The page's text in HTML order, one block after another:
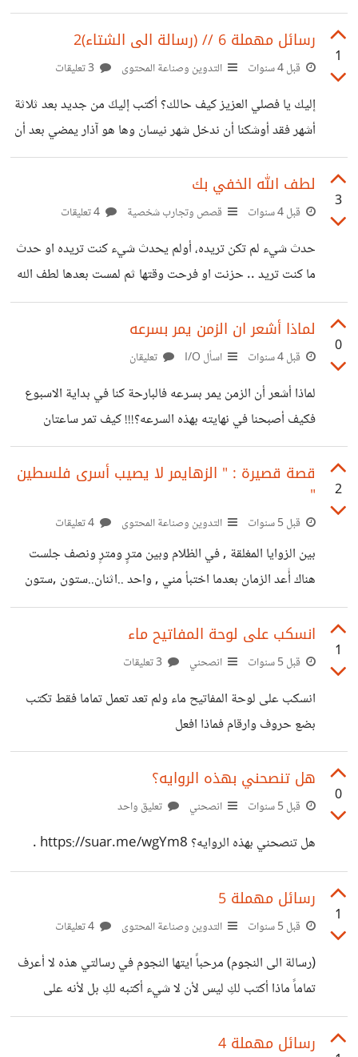
أحب أن أشارككم ما كتبت أصدقاء حسوبIO . مرمياً على فراشه
, فتح عينيه ببطءٍ شديد , يشكو شوقاً قد باحت عيناه به , كنت
أنا ابن السنين السبع أستمع إليه وهو يحدثني عن حكايته المريرة
المرصع بأمل العودة إلى الباب الذي كان يحتويه, مثله ككل
1
رسائل مهملة 6 // (رسالة الى الشتاء)2
قبل 4 سنوات التدوين وصناعة المحتوى
إليك يا فصلي العزيز كيف حالك؟ أكتب إليكَ من جديد بعد ثلاثة
أشهر فقد أوشكنا أن ندخل شهر نيسان وها هو آذار يمضي بعد أن
كان جميلاً بوجودك . أكتب إليكَ لأسألك سؤال حبيب لمحبوبه
أترحل؟ أوتحمل حقائبك وتمضي أم أقول تحمل سعادتنا بوجودكَ
وتمضي.. يقولون أنكَ تمضي فهل على الأقل تقضي الليلة هنا
الشمس وتصافحني وتخبرني برحيلك وحضورها فأتصنع فرح
وجود أشعتها بينما أفتقدك وأفتقد الرقص مع قطراتك
3
لطف الله الخفي بك
قبل 4 سنوات قصص وتجارب شخصية
حدث شيء لم تكن تريده، أولم يحدث شيء كنت تريده او حدث
ما كنت تريد .. حزنت او فرحت وقتها ثم لمست بعدها لطف الله
الخفي بك.. حدثونا عن مثل هذه المواقف؟
0
لماذا أشعر ان الزمن يمر بسرعه
قبل 4 سنوات اسأل I/O تعليقان
لماذا أشعر أن الزمن يمر بسرعه فالبارحة كنا في بداية الاسبوع
فكيف أصبحنا في نهايته بهذه السرعه؟!!! كيف تمر ساعتان
بسرعه كبيرة . . ؟ هل تشعرون بهذا مثلي؟ هذا يبعث للضيق
,مرور الزمن بسرعه دون ان ندرك
2
قصة قصيرة : " الزهايمر لا يصيب أسرى فلسطين
"
قبل 5 سنوات التدوين وصناعة المحتوى
بين الزوايا المغلقة , في الظلام وبين مترِِ ومترٍ ونصف جلست
هناك أًعد الزمان بعدما اختبأ مني , واحد ..اثنان..ستون ,ستون
ثانية دقيقة , والدقيقتان مئة وعشرون ثانية , حتى ألفِِ وثمان
مئة, لقد مرت نصف ساعةِِ بالفعل بين هذا الظلام وغياب القمر
والشمس والحرية في الزنزانة. لقد كنت هنا منذ أسبوعِِ حسب
بيتي في الساعة الواحدة صباحاً بعد منتصف الليل بتهمةِِ لا أعرف
عنها شيئاًً سوى أنهم لفقوها لإخافة
1
انسكب على لوحة المفاتيح ماء
قبل 5 سنوات انصحني
انسكب على لوحة المفاتيح ماء ولم تعد تعمل تماما فقط تكتب
بضع حروف وارقام فماذا افعل
0
هل تنصحني بهذه الروايه؟
قبل 5 سنوات انصحني تعليق واحد
هل تنصحني بهذه الروايه؟ https://suar.me/wgYm8 .
1
رسائل مهملة 5
قبل 5 سنوات التدوين وصناعة المحتوى
(رسالة الى النجوم) مرحباََ ايتها النجوم في رسالتي هذه لا أعرف
تماماً ماذا أكتب لكِ ليس لأن لا شيء أكتبه لكِ بل لأنه على
النقيض من ذلك أنا لدي الكثير لأكتبه لكِ ولكنني لا أعلم من أين
أبدأ في الواقع أنتم في كل ليلةِِ كالرفقاء لي وان اختفيتم فأنا
رسائل مهملة 4